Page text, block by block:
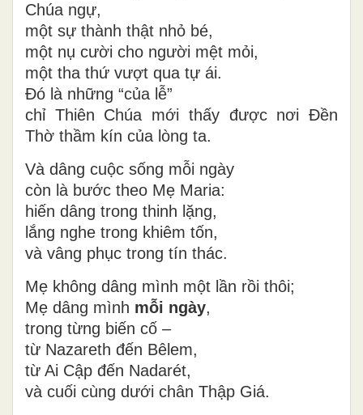
Chúa ngự,
một sự thành thật nhỏ bé,
một nụ cười cho người mệt mỏi,
một tha thứ vượt qua tự ái.
Đó là những “của lễ”
chỉ Thiên Chúa mới thấy được nơi Đền
Thờ thầm kín của lòng ta.
Và dâng cuộc sống mỗi ngày
còn là bước theo Mẹ Maria:
hiến dâng trong thinh lặng,
lắng nghe trong khiêm tốn,
và vâng phục trong tín thác.
Mẹ không dâng mình một lần rồi thôi;
Mẹ dâng mình mỗi ngày,
trong từng biến cố –
từ Nazareth đến Bêlem,
từ Ai Cập đến Nadarét,
và cuối cùng dưới chân Thập Giá.